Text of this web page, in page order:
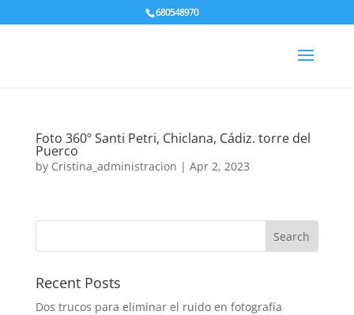
680548970
Foto 360º Santi Petri, Chiclana, Cádiz. torre del
Puerco
by Cristina_administracion | Apr 2, 2023
Recent Posts
Dos trucos para eliminar el ruido en fotografía